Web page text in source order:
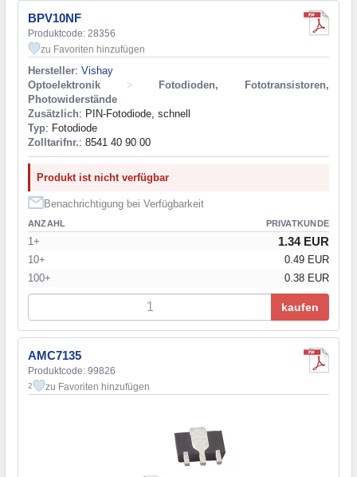
BPV10NF
Produktcode: 28356
zu Favoriten hinzufügen
Hersteller: Vishay
Optoelektronik
>
Fotodioden, Fototransistoren,
Photowiderstände
Zusätzlich: PIN-Fotodiode, schnell
Typ: Fotodiode
Zolltarifnr.: 8541 40 90 00
Produkt ist nicht verfügbar
Benachrichtigung bei Verfügbarkeit
ANZAHL PRIVATKUNDE
1+ 1.34 EUR
10+
0.49 EUR
100+
0.38 EUR
kaufen
AMC7135
Produktcode: 99826
2 zu Favoriten hinzufügen